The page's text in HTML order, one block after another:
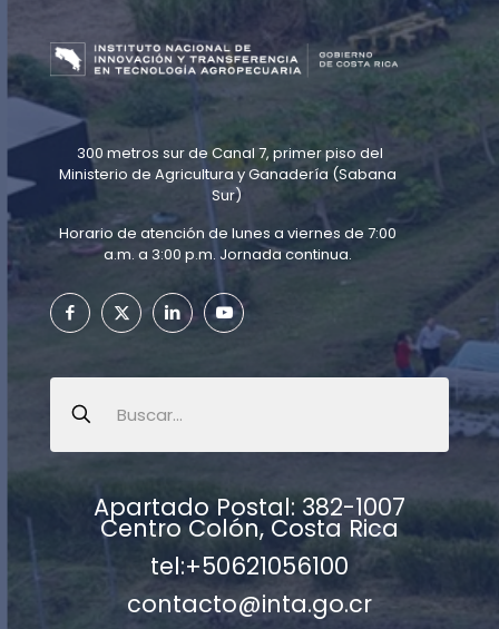
300 metros sur de Canal 7, primer piso del
Ministerio de Agricultura y Ganadería (Sabana
Sur)
Horario de atención de lunes a viernes de 7:00
a.m. a 3:00 p.m. Jornada continua.
Apartado Postal: 382-1007
Centro Colón, Costa Rica
tel:+50621056100
contacto@inta.go.cr